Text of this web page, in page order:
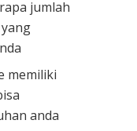
jumlah
memiliki
anda